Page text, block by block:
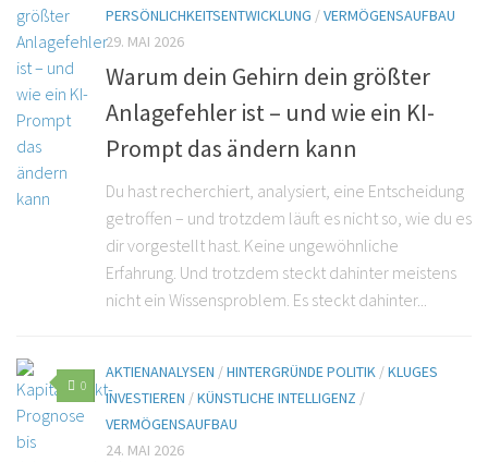
PERSÖNLICHKEITSENTWICKLUNG /VERMÖGENSAUFBAU
29. MAI 2026
Warum dein Gehirn dein größter
Anlagefehler ist – und wie ein KI-
Prompt das ändern kann
Du hast recherchiert, analysiert, eine Entscheidung
getroffen – und trotzdem läuft es nicht so, wie du es
dir vorgestellt hast. Keine ungewöhnliche
Erfahrung. Und trotzdem steckt dahinter meistens
nicht ein Wissensproblem. Es steckt dahinter...
0
AKTIENANALYSEN /HINTERGRÜNDE POLITIK /KLUGES
INVESTIEREN /KÜNSTLICHE INTELLIGENZ /
VERMÖGENSAUFBAU
24. MAI 2026